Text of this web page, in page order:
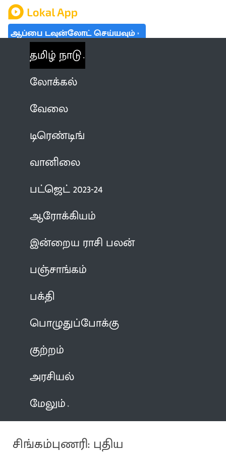
ஆப்பை டவுன்லோட் செய்யவும்
தமிழ் நாடு
லோக்கல்
வேலை
டிரெண்டிங்
வானிலை
பட்ஜெட் 2023-24
ஆரோக்கியம்
இன்றைய ராசி பலன்
பஞ்சாங்கம்
பக்தி
பொழுதுப்போக்கு
குற்றம்
அரசியல்
மேலும்
சிங்கம்புணரி: புதிய